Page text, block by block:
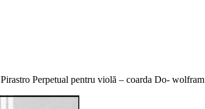
Pirastro Perpetual pentru violă – coarda Do- wolfram